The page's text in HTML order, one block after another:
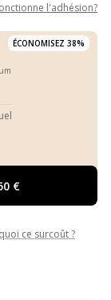
l'adhésion?
ÉCONOMISEZ 38%
€
ce surcoût ?